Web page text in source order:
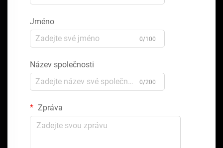
Jméno
0/100
Název společnosti
0/200
Zpráva